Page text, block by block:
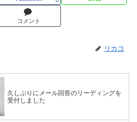
コメント
リカコ
久しぶりにメール回答のリーディングを
受付しました